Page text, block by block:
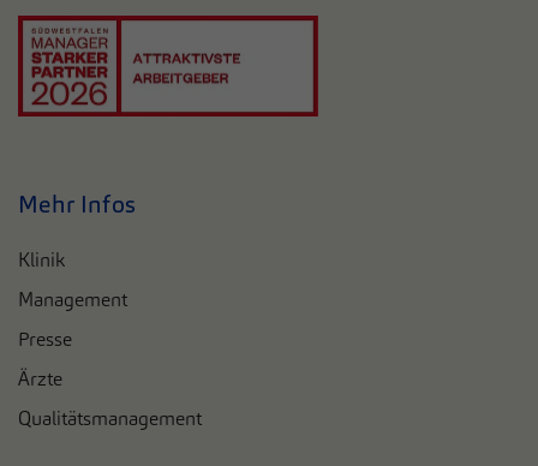
Mehr Infos
Klinik
Management
Presse
Ärzte
Qualitätsmanagement